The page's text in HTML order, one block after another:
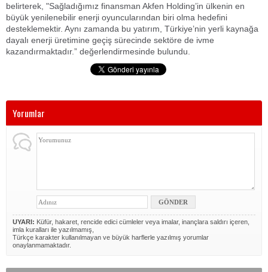
belirterek, "Sağladığımız finansman Akfen Holding’in ülkenin en
büyük yenilenebilir enerji oyuncularından biri olma hedefini
desteklemektir. Aynı zamanda bu yatırım, Türkiye’nin yerli kaynağa
dayalı enerji üretimine geçiş sürecinde sektöre de ivme
kazandırmaktadır.” değerlendirmesinde bulundu.
Yorumlar
UYARI: Küfür, hakaret, rencide edici cümleler veya imalar, inançlara saldırı içeren,
imla kuralları ile yazılmamış,
Türkçe karakter kullanılmayan ve büyük harflerle yazılmış yorumlar
onaylanmamaktadır.